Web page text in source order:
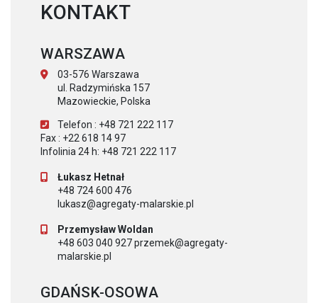
KONTAKT
WARSZAWA
03-576 Warszawa
ul. Radzymińska 157
Mazowieckie, Polska
Telefon : +48 721 222 117
Fax : +22 618 14 97
Infolinia 24 h: +48 721 222 117
Łukasz Hetnał
+48 724 600 476
lukasz@agregaty-malarskie.pl
Przemysław Woldan
+48 603 040 927 przemek@agregaty-
malarskie.pl
GDAŃSK-OSOWA